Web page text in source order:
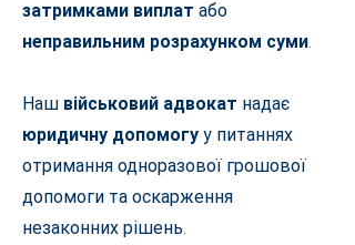
затримками виплат або
неправильним розрахунком суми.
Наш військовий адвокат надає
юридичну допомогу у питаннях
отримання одноразової грошової
допомоги та оскарження
незаконних рішень.